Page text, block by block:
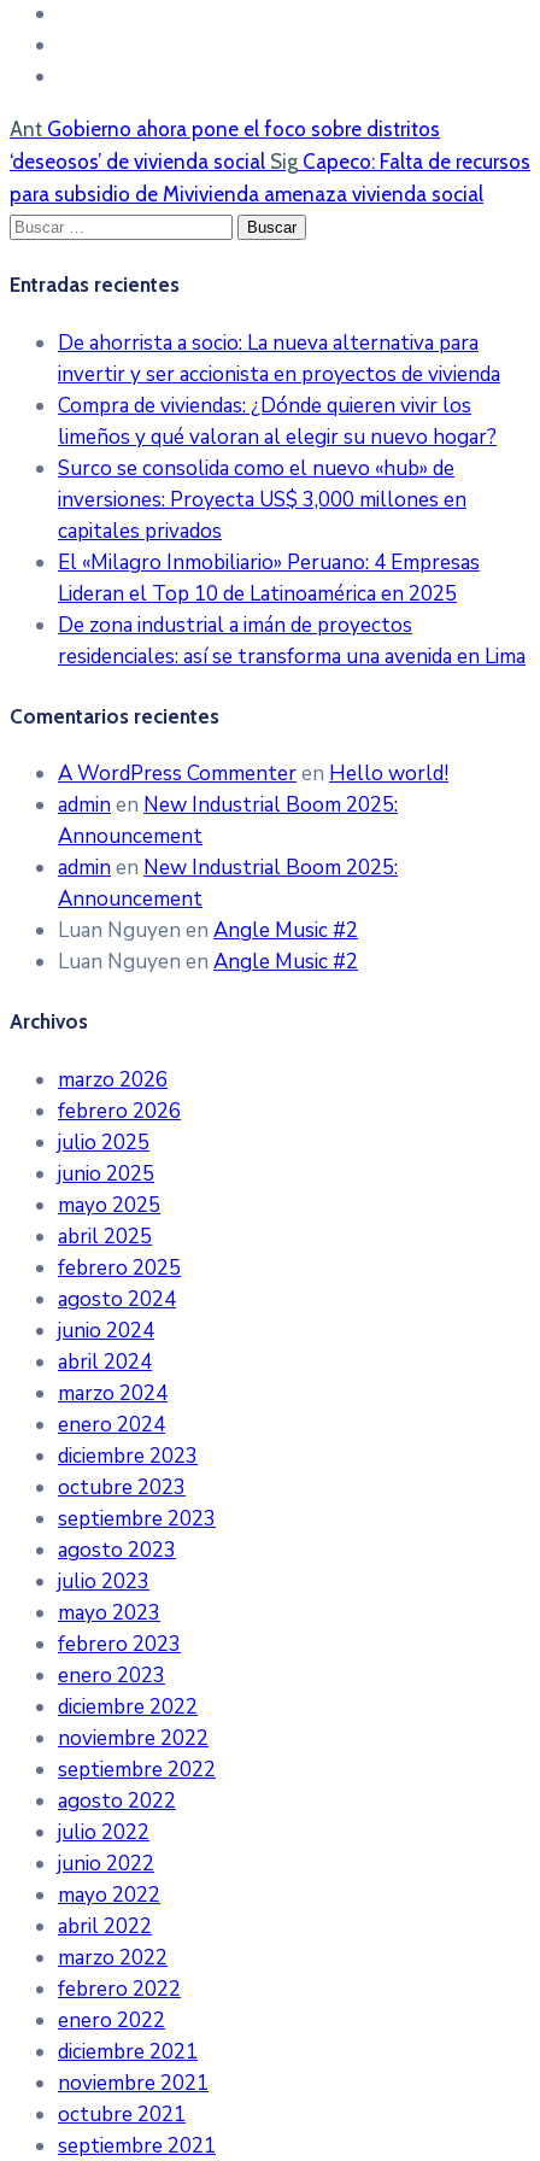
Ant Gobierno ahora pone el foco sobre distritos
‘deseosos’ de vivienda social Sig Capeco: Falta de recursos
para subsidio de Mivivienda amenaza vivienda social
Buscar:
Entradas recientes
De ahorrista a socio: La nueva alternativa para
invertir y ser accionista en proyectos de vivienda
Compra de viviendas: ¿Dónde quieren vivir los
limeños y qué valoran al elegir su nuevo hogar?
Surco se consolida como el nuevo «hub» de
inversiones: Proyecta US$ 3,000 millones en
capitales privados
El «Milagro Inmobiliario» Peruano: 4 Empresas
Lideran el Top 10 de Latinoamérica en 2025
De zona industrial a imán de proyectos
residenciales: así se transforma una avenida en Lima
Comentarios recientes
A WordPress Commenteren Hello world!
adminen New Industrial Boom 2025:
Announcement
adminen New Industrial Boom 2025:
Announcement
Luan Nguyen en Angle Music #2
Luan Nguyen en Angle Music #2
Archivos
marzo 2026
febrero 2026
julio 2025
junio 2025
mayo 2025
abril 2025
febrero 2025
agosto 2024
junio 2024
abril 2024
marzo 2024
enero 2024
diciembre 2023
octubre 2023
septiembre 2023
agosto 2023
julio 2023
mayo 2023
febrero 2023
enero 2023
diciembre 2022
noviembre 2022
septiembre 2022
agosto 2022
julio 2022
junio 2022
mayo 2022
abril 2022
marzo 2022
febrero 2022
enero 2022
diciembre 2021
noviembre 2021
octubre 2021
septiembre 2021